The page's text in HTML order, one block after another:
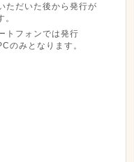
ただいた後から発行が
。
トフォンでは発行
のみとなります。